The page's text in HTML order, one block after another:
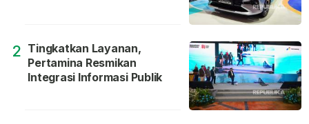
2 Tingkatkan Layanan,
Pertamina Resmikan
Integrasi Informasi Publik